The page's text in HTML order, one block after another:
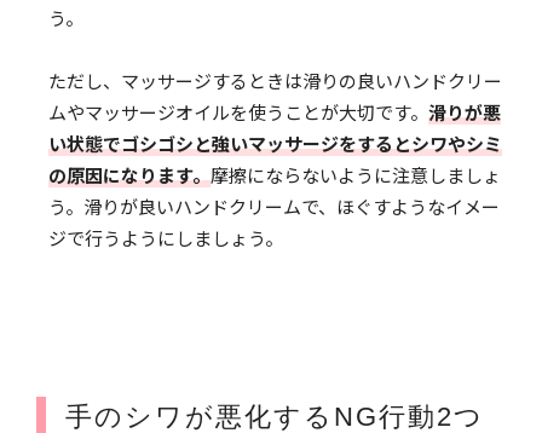
う。
ただし、マッサージするときは滑りの良いハンドクリー
ムやマッサージオイルを使うことが大切です。 滑りが悪
い状態でゴシゴシと強いマッサージをするとシワやシミ
の原因になります。摩擦にならないように注意しましょ
う。滑りが良いハンドクリームで、ほぐすようなイメー
ジで行うようにしましょう。
手のシワが悪化するNG行動2つ